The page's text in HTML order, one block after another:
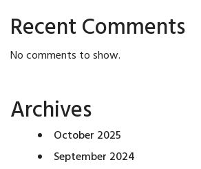
Recent Comments
No comments to show.
Archives
October 2025
September 2024